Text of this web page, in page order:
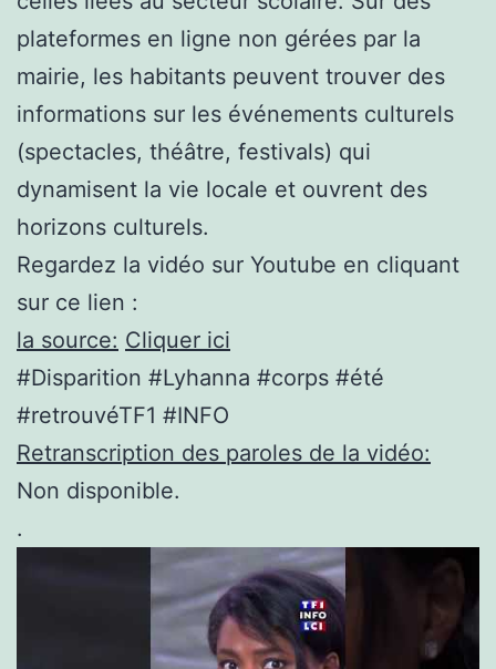
plateformes en ligne non gérées par la
mairie, les habitants peuvent trouver des
informations sur les événements culturels
(spectacles, théâtre, festivals) qui
dynamisent la vie locale et ouvrent des
horizons culturels.
Regardez la vidéo sur Youtube en cliquant
sur ce lien :
la source: Cliquer ici
#Disparition #Lyhanna #corps #été
#retrouvéTF1 #INFO
Retranscription des paroles de la vidéo:
Non disponible.
.